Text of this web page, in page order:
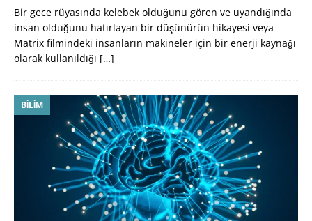
Bir gece rüyasında kelebek olduğunu gören ve uyandığında
insan olduğunu hatırlayan bir düşünürün hikayesi veya
Matrix filmindeki insanların makineler için bir enerji kaynağı
olarak kullanıldığı […]
BILIM